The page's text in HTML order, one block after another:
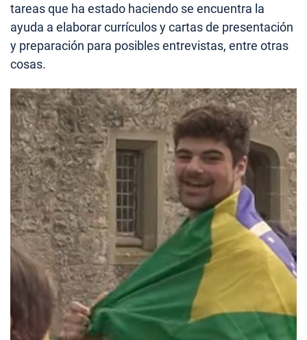
tareas que ha estado haciendo se encuentra la
ayuda a elaborar currículos y cartas de presentación
y preparación para posibles entrevistas, entre otras
cosas.